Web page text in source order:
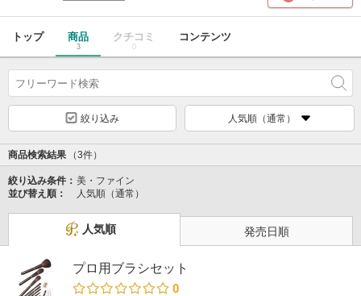
トップ 商品
3
クチコミ
0
コンテンツ
絞り込み 人気順（通常）
商品検索結果 （3件）
絞り込み条件： 美・ファイン
並び替え順：
人気順（通常）
人気順 発売日順
プロ用ブラシセット
0